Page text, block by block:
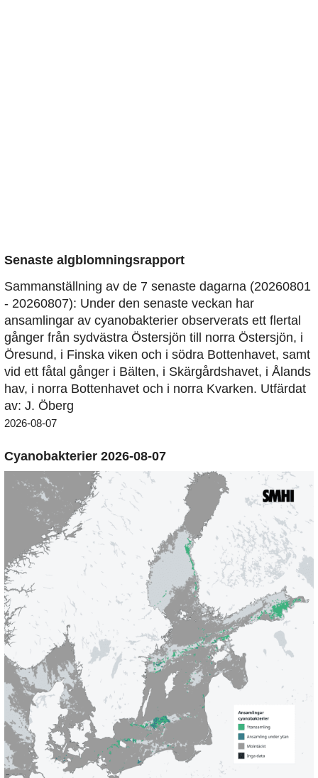
Senaste algblomningsrapport
Sammanställning av de 7 senaste dagarna (20260801
- 20260807): Under den senaste veckan har
ansamlingar av cyanobakterier observerats ett flertal
gånger från sydvästra Östersjön till norra Östersjön, i
Öresund, i Finska viken och i södra Bottenhavet, samt
vid ett fåtal gånger i Bälten, i Skärgårdshavet, i Ålands
hav, i norra Bottenhavet och i norra Kvarken. Utfärdat
av: J. Öberg
2026-08-07
Cyanobakterier 2026-08-07